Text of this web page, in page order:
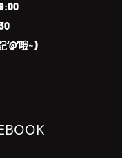
哦~)